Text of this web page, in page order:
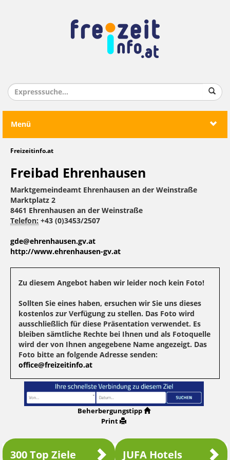
Menü
Freizeitinfo.at
Freibad Ehrenhausen
Marktgemeindeamt Ehrenhausen an der Weinstraße
Marktplatz 2
8461 Ehrenhausen an der Weinstraße
Telefon: +43 (0)3453/2507
gde@ehrenhausen.gv.at
http://www.ehrenhausen-gv.at
Zu diesem Angebot haben wir leider noch kein Foto!
Sollten Sie eines haben, ersuchen wir Sie uns dieses
kostenlos zur Verfügung zu stellen. Das Foto wird
ausschließlich für diese Präsentation verwendet. Es
bleiben sämtliche Rechte bei Ihnen und als Fotoquelle
wird der von Ihnen angegebene Name angezeigt. Das
Foto bitte an folgende Adresse senden:
office@freizeitinfo.at
Beherbergungstipp
Print
300 Top Ziele JUFA Hotels